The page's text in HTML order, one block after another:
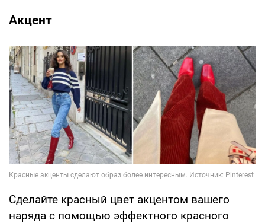
Акцент
Сделайте красный цвет акцентом вашего
наряда с помощью эффектного красного